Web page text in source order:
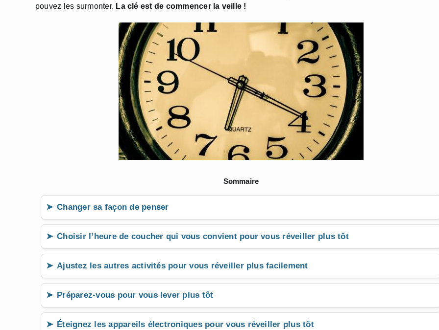
pouvez les surmonter. La clé est de commencer la veille !
Sommaire
Changer sa façon de penser
Choisir l’heure de coucher qui vous convient pour vous réveiller plus tôt
Ajustez les autres activités pour vous réveiller plus facilement
Préparez-vous pour vous lever plus tôt
Éteignez les appareils électroniques pour vous réveiller plus tôt